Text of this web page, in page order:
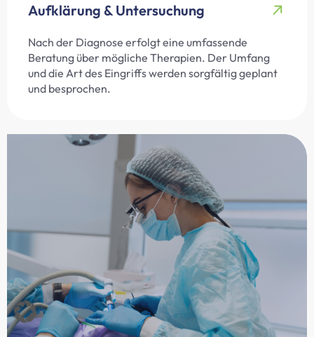
Aufklärung & Untersuchung
Nach der Diagnose erfolgt eine umfassende
Beratung über mögliche Therapien. Der Umfang
und die Art des Eingriffs werden sorgfältig geplant
und besprochen.